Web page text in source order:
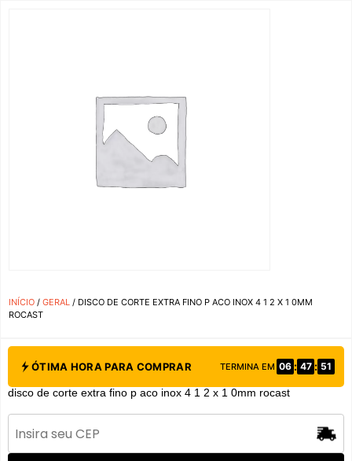
INÍCIO / GERAL / DISCO DE CORTE EXTRA FINO P ACO INOX 4 1 2 X 1 0MM
ROCAST
ÓTIMA HORA PARA COMPRAR TERMINA EM 06 : 47 : 51
disco de corte extra fino p aco inox 4 1 2 x 1 0mm rocast